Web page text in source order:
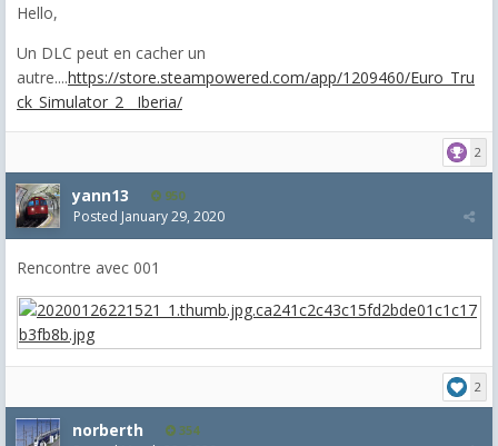
Hello,
Un DLC peut en cacher un
autre....https://store.steampowered.com/app/1209460/Euro_Tru
ck_Simulator_2__Iberia/
2
yann13 950
Posted January 29, 2020
Rencontre avec 001
2
norberth 354